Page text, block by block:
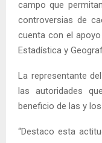
campo que
controversias de
cuenta con el
Estadística y
La representante
las autoridades
beneficio de las y
“Destaco esta